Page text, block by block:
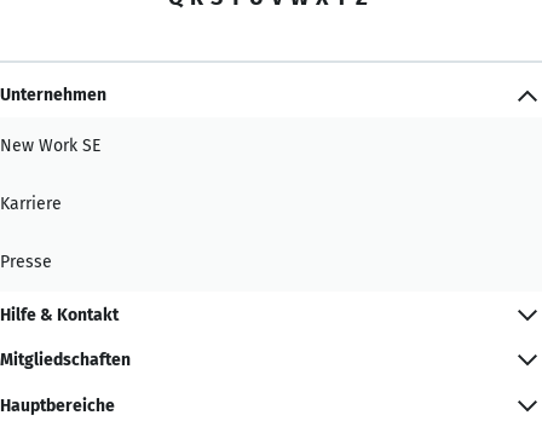
Unternehmen
New Work SE
Karriere
Presse
Hilfe & Kontakt
Mitgliedschaften
Hauptbereiche